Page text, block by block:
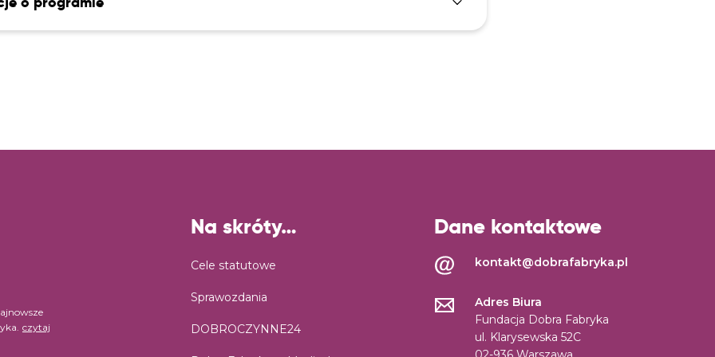
czytaj
Na skróty…
Cele statutowe
Sprawozdania
DOBROCZYNNE24
Dane kontaktowe
kontakt@dobrafabryka.pl
Adres Biura
Fundacja Dobra Fabryka
ul. Klarysewska 52C